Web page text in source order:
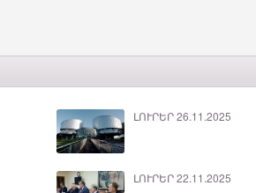
ԼՈՒՐԵՐ 26.11.2025
ԼՈՒՐԵՐ 22.11.2025